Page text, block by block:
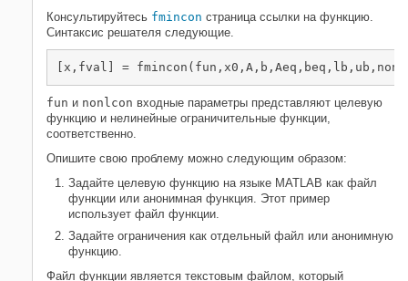
Консультируйтесь fmincon страница ссылки на функцию.
Синтаксис решателя следующие.
[x,fval] =
fun и nonlcon входные параметры представляют целевую
функцию и нелинейные ограничительные функции,
соответственно.
Опишите свою проблему можно следующим образом:
Задайте целевую функцию на языке MATLAB как файл
функции или анонимная функция. Этот пример
использует файл функции.
Задайте ограничения как отдельный файл или анонимную
функцию.
Файл функции является текстовым файлом, который